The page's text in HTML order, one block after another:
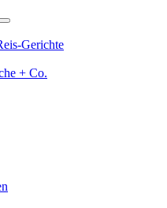
Gerichte
+ Co.